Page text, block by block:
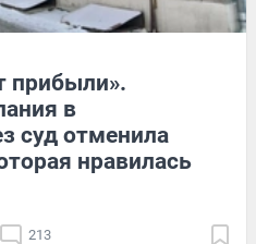
прибыли».
в
суд отменила
нравилась
213